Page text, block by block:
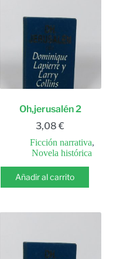
Oh,jerusalén 2
3,08€
Ficción narrativa,
Novela histórica
Añadir al carrito